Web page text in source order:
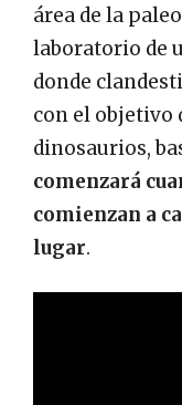
área de la
laboratorio de
donde
con el objetivo
dinosaurios,
comenzará
comienzan a
lugar.